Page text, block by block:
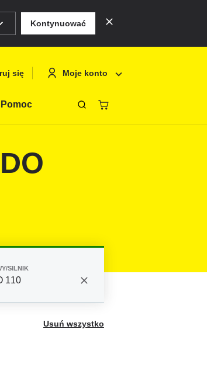
Kontynuować
się Moje konto
Pomoc
SILNIK
110
Usuń wszystko